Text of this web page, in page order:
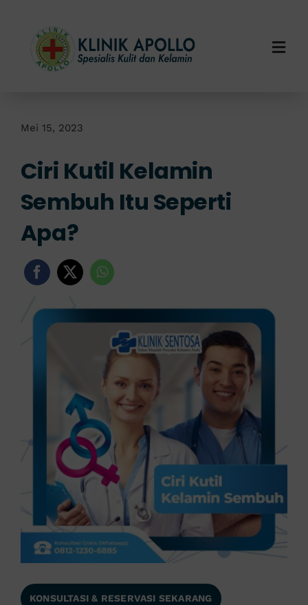
content
Layanan Kami
Info Klinik
Mei 15, 2023
Ciri Kutil Kelamin
Sembuh Itu Seperti
Apa?
KONSULTASI & RESERVASI SEKARANG